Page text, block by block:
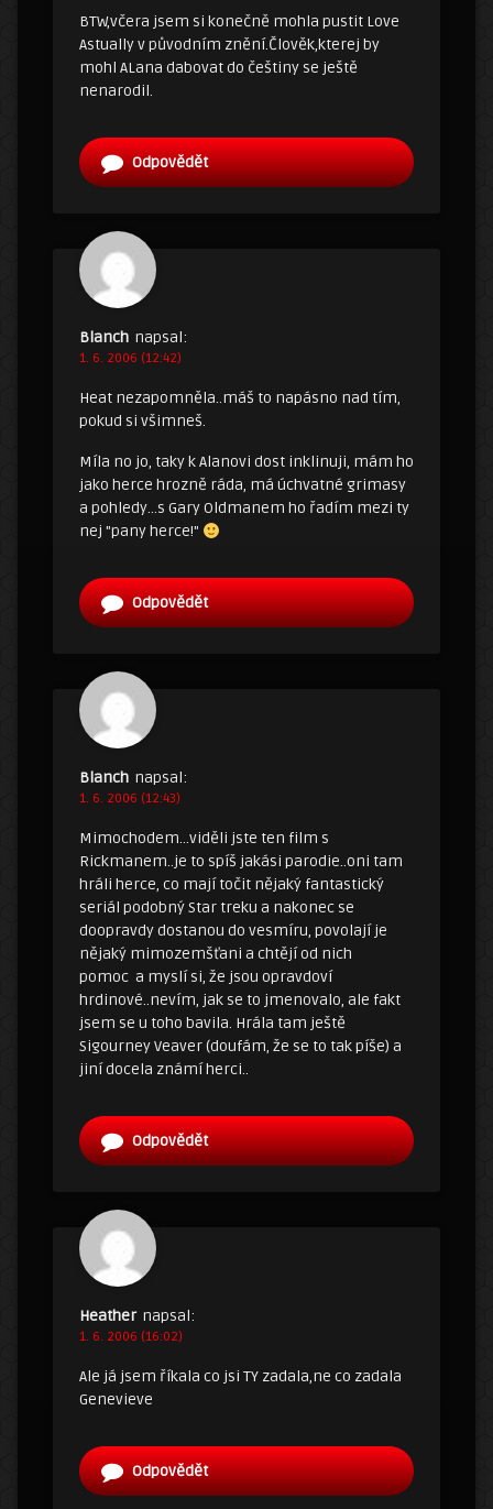
BTW,včera jsem si konečně mohla pustit Love
Astually v původním znění.Člověk,kterej by
mohl ALana dabovat do češtiny se ještě
nenarodil.
Odpovědět
Blanch napsal:
1. 6. 2006 (12:42)
Heat nezapomněla..máš to napásno nad tím,
pokud si všimneš.
Míla no jo, taky k Alanovi dost inklinuji, mám ho
jako herce hrozně ráda, má úchvatné grimasy
a pohledy…s Gary Oldmanem ho řadím mezi ty
nej "pany herce!"
Odpovědět
Blanch napsal:
1. 6. 2006 (12:43)
Mimochodem…viděli jste ten film s
Rickmanem..je to spíš jakási parodie..oni tam
hráli herce, co mají točit nějaký fantastický
seriál podobný Star treku a nakonec se
doopravdy dostanou do vesmíru, povolají je
nějaký mimozemšťani a chtějí od nich
pomoc a myslí si, že jsou opravdoví
hrdinové..nevím, jak se to jmenovalo, ale fakt
jsem se u toho bavila. Hrála tam ještě
Sigourney Veaver (doufám, že se to tak píše) a
jiní docela známí herci..
Odpovědět
Heather napsal:
1. 6. 2006 (16:02)
Ale já jsem říkala co jsi TY zadala,ne co zadala
Genevieve
Odpovědět